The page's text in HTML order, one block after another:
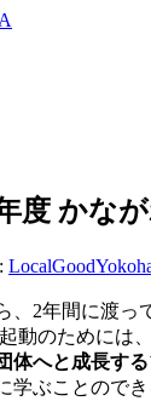
度 かな
、2年間に渡
動のためには
体へと成長する
学ぶことので